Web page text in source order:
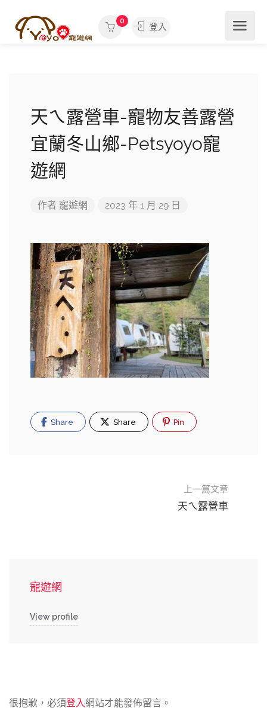
0
登入
天ㄟ露營車-寵物友善露營
宜蘭冬山鄉-Petsyoyo寵
遊網
作者 寵遊網 2023 年 1 月 29 日
Share Share Pin
上一篇文章
天ㄟ露營車
寵遊網
View profile
很抱歉，必須登入網站才能發佈留言。